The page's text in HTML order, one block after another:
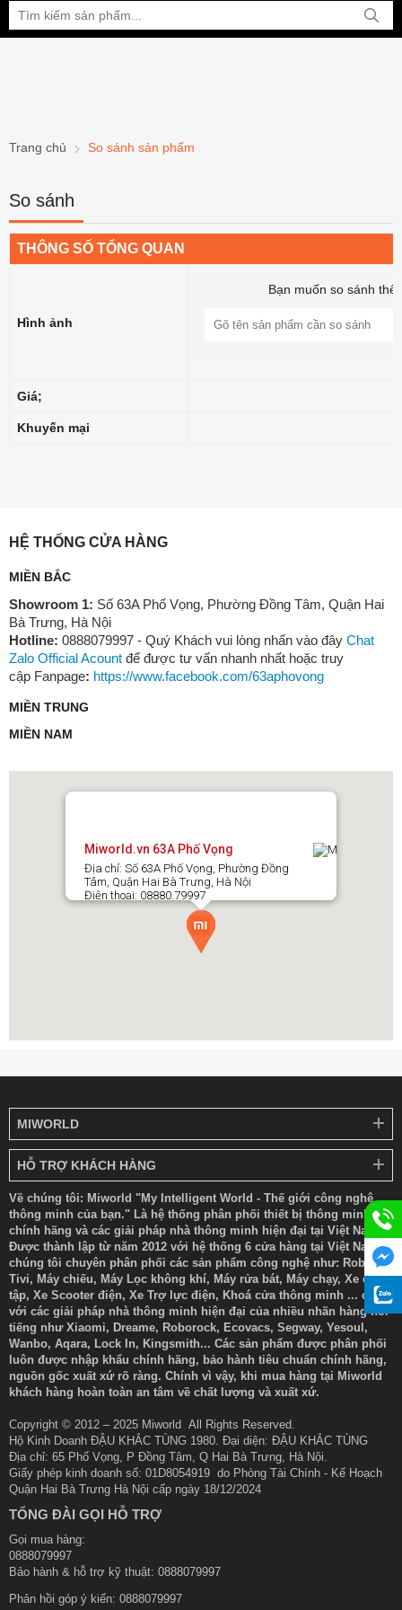
Bạn đang xem tại:
Trang chủ So sánh sản phẩm
So sánh
THÔNG SỐ TỔNG QUAN
Hình ảnh
Bạn muốn so sánh
Giá;
Khuyến mại
HỆ THỐNG CỬA HÀNG
MIỀN BẮC
Showroom 1: Số 63A Phố Vọng, Phường Đồng Tâm, Quận Hai
Bà Trưng, Hà Nội
Hotline: 0888079997 - Quý Khách vui lòng nhấn vào đây Chat
Zalo Official Acount để được tư vấn nhanh nhất hoặc truy
cập Fanpage: https://www.facebook.com/63aphovong
MIỀN TRUNG
MIỀN NAM
Miworld.vn 63A Phố Vọng
Địa chỉ: Số 63A Phố Vọng, Phường Đồng
Tâm, Quận Hai Bà Trưng, Hà Nội
Điện thoại: 08880.79997
MIWORLD
HỖ TRỢ KHÁCH HÀNG
Về chúng tôi: Miworld "My Intelligent World - Thế giới công nghệ
thông minh của bạn." Là hệ thống phân phối thiết bị thông minh
chính hãng và các giải pháp nhà thông minh hiện đại tại Việt Nam.
Được thành lập từ năm 2012 với hệ thống 6 cửa hàng tại Việt Nam
chúng tôi chuyên phân phối các sản phẩm công nghệ như: Robot,
Tivi, Máy chiếu, Máy Lọc không khí, Máy rửa bát, Máy chạy, Xe đạp
tập, Xe Scooter điện, Xe Trợ lực điện, Khoá cửa thông minh ... cùng
với các giải pháp nhà thông minh hiện đại của nhiều nhãn hàng nổi
tiếng như Xiaomi, Dreame, Roborock, Ecovacs, Segway, Yesoul,
Wanbo, Aqara, Lock In, Kingsmith... Các sản phẩm được phân phối
luôn được nhập khẩu chính hãng, bảo hành tiêu chuẩn chính hãng,
nguồn gốc xuất xứ rõ ràng. Chính vì vậy, khi mua hàng tại Miworld
khách hàng hoàn toàn an tâm về chất lượng và xuất xứ.
Copyright © 2012 – 2025 Miworld All Rights Reserved.
Hộ Kinh Doanh ĐẬU KHẮC TÙNG 1980. Đại diện: ĐẬU KHẮC TÙNG
Địa chỉ: 65 Phố Vọng, P Đồng Tâm, Q Hai Bà Trưng, Hà Nội.
Giấy phép kinh doanh số: 01D8054919 do Phòng Tài Chính - Kế Hoạch
Quận Hai Bà Trưng Hà Nội cấp ngày 18/12/2024
TỔNG ĐÀI GỌI HỖ TRỢ
Gọi mua hàng:
0888079997
Bảo hành & hỗ trợ kỹ thuật: 0888079997
Phản hồi góp ý kiến: 0888079997